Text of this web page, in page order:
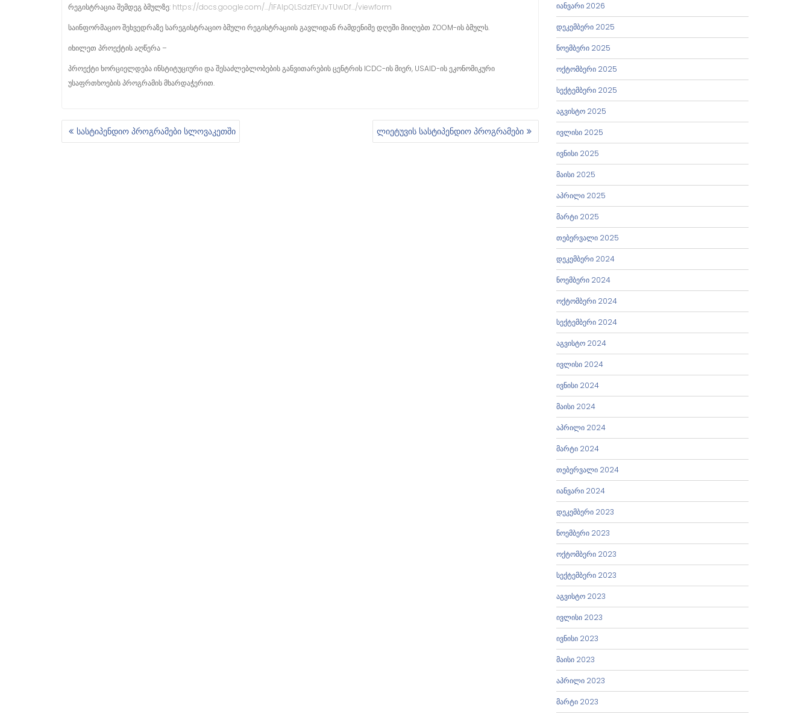
რეგისტრაცია შემდეგ ბმულზე: https://docs.google.com/…/1FAIpQLSdzfEYJvTUwDf…/viewform
საინფორმაციო შეხვედრაზე სარეგისტრაციო ბმული რეგისტრაციის გავლიდან რამდენიმე დღეში მიიღებთ ZOOM-ის ბმულს.
იხილეთ პროექტის აღწერა –
პროექტი ხორციელდება ინსტიტუციური და შესაძლებლობების განვითარების ცენტრის ICDC-ის მიერ, USAID-ის ეკონომიკური
უსაფრთხოების პროგრამის მხარდაჭერით.
Პ სასტიპენდიო პროგრამები სლოვაკეთში ლიეტუვის სასტიპენდიო პროგრამები
იანვარი 2026
დეკემბერი 2025
ნოემბერი 2025
ოქტომბერი 2025
სექტემბერი 2025
აგვისტო 2025
ივლისი 2025
ივნისი 2025
მაისი 2025
აპრილი 2025
მარტი 2025
თებერვალი 2025
დეკემბერი 2024
ნოემბერი 2024
ოქტომბერი 2024
სექტემბერი 2024
აგვისტო 2024
ივლისი 2024
ივნისი 2024
მაისი 2024
აპრილი 2024
მარტი 2024
თებერვალი 2024
იანვარი 2024
დეკემბერი 2023
ნოემბერი 2023
ოქტომბერი 2023
სექტემბერი 2023
აგვისტო 2023
ივლისი 2023
ივნისი 2023
მაისი 2023
აპრილი 2023
მარტი 2023